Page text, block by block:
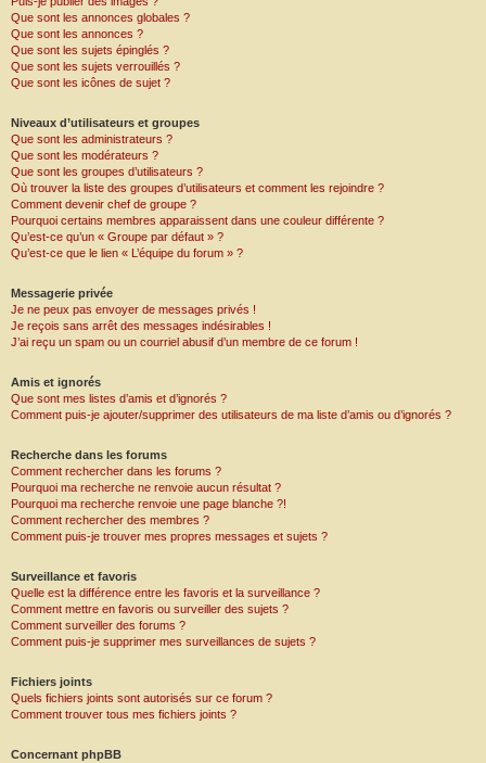
Que sont les annonces globales ?
Que sont les annonces ?
Que sont les sujets épinglés ?
Que sont les sujets verrouillés ?
Que sont les icônes de sujet ?
Niveaux d’utilisateurs et groupes
Que sont les administrateurs ?
Que sont les modérateurs ?
Que sont les groupes d’utilisateurs ?
Où trouver la liste des groupes d’utilisateurs et comment les rejoindre ?
Comment devenir chef de groupe ?
Pourquoi certains membres apparaissent dans une couleur différente ?
Qu’est-ce qu’un « Groupe par défaut » ?
Qu’est-ce que le lien « L’équipe du forum » ?
Messagerie privée
Je ne peux pas envoyer de messages privés !
Je reçois sans arrêt des messages indésirables !
J’ai reçu un spam ou un courriel abusif d’un membre de ce forum !
Amis et ignorés
Que sont mes listes d’amis et d’ignorés ?
Comment puis-je ajouter/supprimer des utilisateurs de ma liste d’amis ou d’ignorés ?
Recherche dans les forums
Comment rechercher dans les forums ?
Pourquoi ma recherche ne renvoie aucun résultat ?
Pourquoi ma recherche renvoie une page blanche ?!
Comment rechercher des membres ?
Comment puis-je trouver mes propres messages et sujets ?
Surveillance et favoris
Quelle est la différence entre les favoris et la surveillance ?
Comment mettre en favoris ou surveiller des sujets ?
Comment surveiller des forums ?
Comment puis-je supprimer mes surveillances de sujets ?
Fichiers joints
Quels fichiers joints sont autorisés sur ce forum ?
Comment trouver tous mes fichiers joints ?
Concernant phpBB